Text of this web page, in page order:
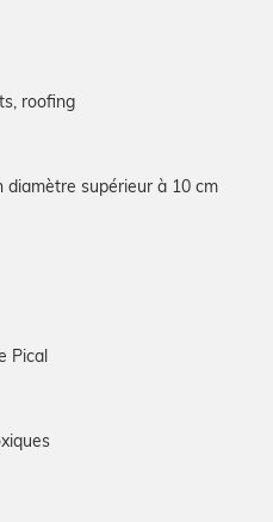
roofing
diamètre supérieur à 10 cm
Pical